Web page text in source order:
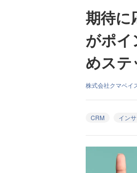
期待に
がポ
めステ
株式会社クマベイ
CRM イン